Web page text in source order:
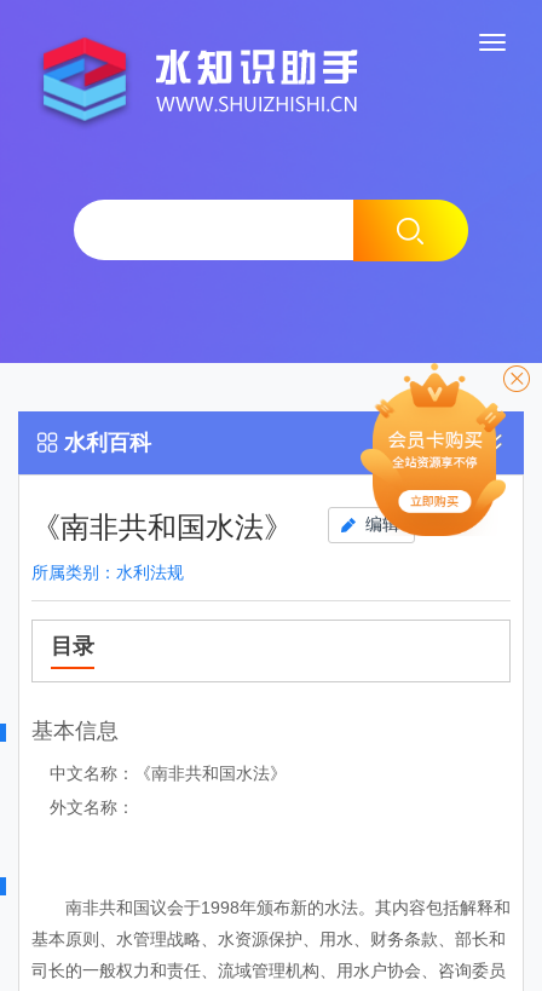
水利百科
《南非共和国水法》 编辑
所属类别： 水利法规
目录
基本信息
中文名称：《南非共和国水法》
外文名称：
南非共和国议会于1998年颁布新的水法。其内容包括解释和
基本原则、水管理战略、水资源保护、用水、财务条款、部长和
司长的一般权力和责任、流域管理机构、用水户协会、咨询委员